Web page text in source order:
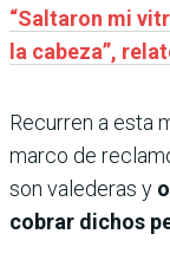
“Saltaron mi
la cabeza”,
Recurren a esta
marco de
son valederas y
cobrar dichos